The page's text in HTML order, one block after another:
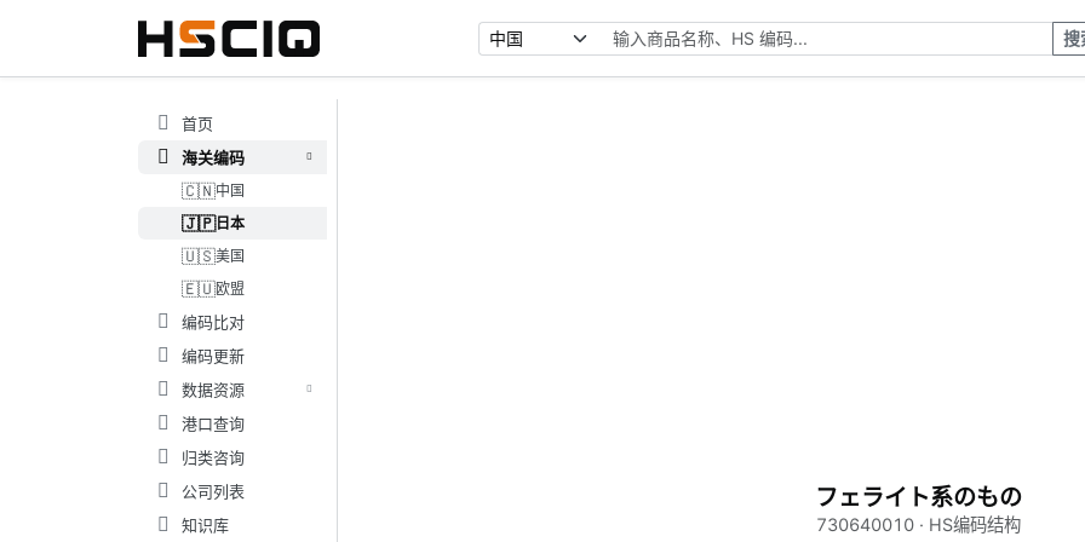
搜
首页
海关编码
🇨🇳中国
🇯🇵日本
🇺🇸美国
🇪🇺欧盟
编码比对
编码更新
数据资源
港口查询
归类咨询
公司列表
知识库
フェライト系のもの
730640010 · HS编码结构